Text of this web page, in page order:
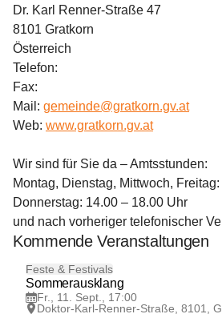
Dr. Karl Renner-Straße 47
8101 Gratkorn
Österreich
Telefon:
Fax:
Mail: gemeinde@gratkorn.gv.at
Web: www.gratkorn.gv.at
Wir sind für Sie da – Amtsstunden:
Montag, Dienstag, Mittwoch,
Donnerstag: 14.00 – 18.00 Uhr
und nach vorheriger telefonischer
Kommende Veranstaltungen
11
SEP
Feste & Festivals
Sommerausklang
Fr., 11. Sept., 17:00